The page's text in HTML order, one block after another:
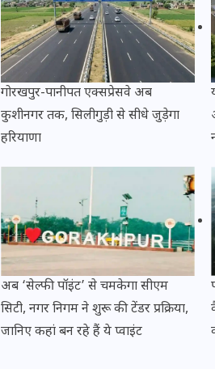
गोरखपुर-पानीपत एक्सप्रेसवे अब
कुशीनगर तक, सिलीगुड़ी से सीधे जुड़ेगा
हरियाणा
अब ‘सेल्फी पॉइंट’ से चमकेगा सीएम
सिटी, नगर निगम ने शुरू की टेंडर प्रक्रिया,
जानिए कहां बन रहे हैं ये प्वाइंट